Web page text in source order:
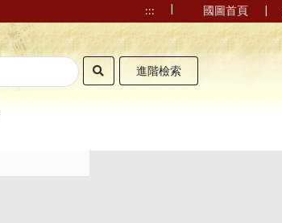
::: | 國圖首頁 |
進階檢索